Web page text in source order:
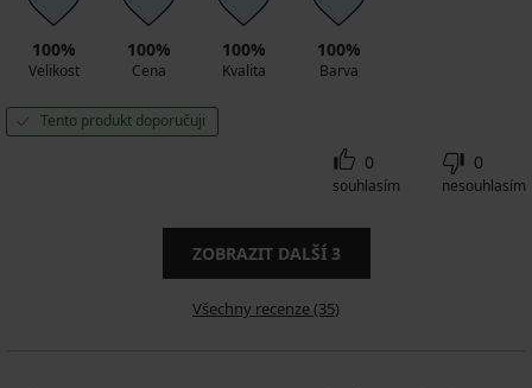
100%
Velikost
100%
Cena
100%
Kvalita
100%
Barva
Tento produkt doporučuji
0
souhlasím
0
nesouhlasím
ZOBRAZIT DALŠÍ 3
Všechny recenze (35)